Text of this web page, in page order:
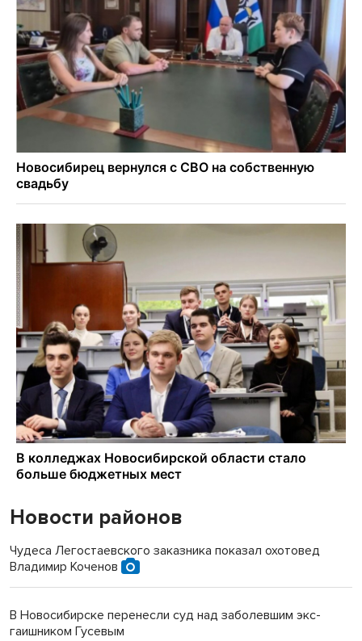
Новости районов
Чудеса Легостаевского заказника показал охотовед
Владимир Коченов
В Новосибирске перенесли суд над заболевшим экс-
гаишником Гусевым